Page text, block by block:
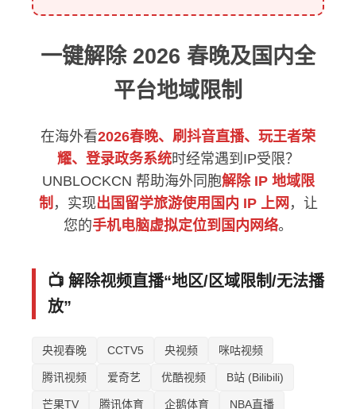
一键解除 2026 春晚及国内全
平台地域限制
在海外看2026春晚、刷抖音直播、玩王者荣
耀、登录政务系统时经常遇到IP受限？
UNBLOCKCN 帮助海外同胞解除 IP 地域限
制 ，实现出国留学旅游使用国内 IP 上网 ，让
您的手机电脑虚拟定位到国内网络。
📺 解除视频直播“地区/区域限制/无法播
放”
央视春晚 CCTV5 央视频 咪咕视频
腾讯视频 爱奇艺 优酷视频 B站 (Bilibili)
芒果TV 腾讯体育 企鹅体育 NBA直播